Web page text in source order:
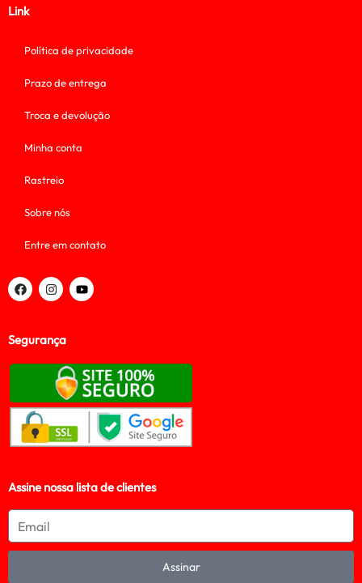
Link
Política de privacidade
Prazo de entrega
Troca e devolução
Minha conta
Rastreio
Sobre nós
Entre em contato
Segurança
Assine nossa lista de clientes
Assinar